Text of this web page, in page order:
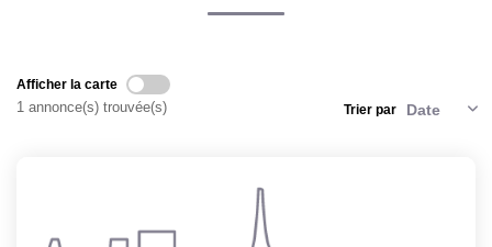
GESTION
NOTRE AGENCE
CONTACT
Afficher la carte
1 annonce(s) trouvée(s) Trier par